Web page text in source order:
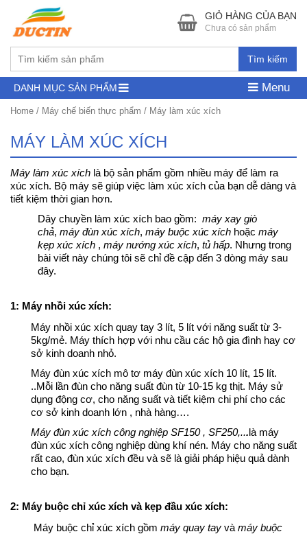
Tìm kiếm
GIỎ HÀNG CỦA BẠN
Chưa có sản phẩm
DANH MỤC SẢN PHẨM Menu
Home / Máy chế biến thực phẩm / Máy làm xúc xích
MÁY LÀM XÚC XÍCH
Máy làm xúc xích là bộ sản phẩm gồm nhiều máy để làm ra
xúc xích. Bộ máy sẽ giúp việc làm xúc xích của bạn dễ dàng và
tiết kiệm thời gian hơn.
Dây chuyền làm xúc xích bao gồm: máy xay giò
chả, máy đùn xúc xích, máy buộc xúc xích hoặc máy
kẹp xúc xích , máy nướng xúc xích, tủ hấp. Nhưng trong
bài viết này chúng tôi sẽ chỉ đề cập đến 3 dòng máy sau
đây.
1: Máy nhồi xúc xích:
Máy nhồi xúc xích quay tay 3 lít, 5 lít với năng suất từ 3-
5kg/mẻ. Máy thích hợp với nhu cầu các hộ gia đình hay cơ
sở kinh doanh nhỏ.
Máy đùn xúc xích mô tơ máy đùn xúc xích 10 lít, 15 lít.
..Mỗi lần đùn cho năng suất đùn từ 10-15 kg thịt. Máy sử
dụng động cơ, cho năng suất và tiết kiệm chi phí cho các
cơ sở kinh doanh lớn , nhà hàng….
Máy đùn xúc xích công nghiệp SF150 , SF250,...là máy
đùn xúc xích công nghiệp dùng khí nén. Máy cho năng suất
rất cao, đùn xúc xích đều và sẽ là giải pháp hiệu quả dành
cho bạn.
2: Máy buộc chỉ xúc xích và kẹp đầu xúc xích:
Máy buộc chỉ xúc xích gồm máy quay tay và máy buộc